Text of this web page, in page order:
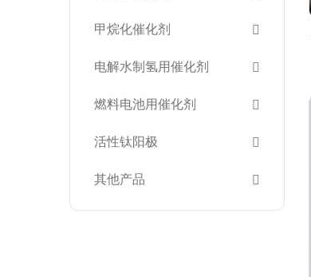
甲烷化催化剂
电解水制氢用催化剂
燃料电池用催化剂
活性钛阳极
其他产品